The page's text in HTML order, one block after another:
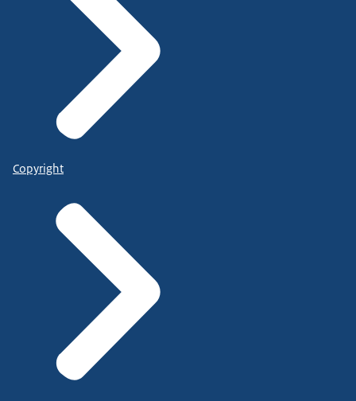
Copyright